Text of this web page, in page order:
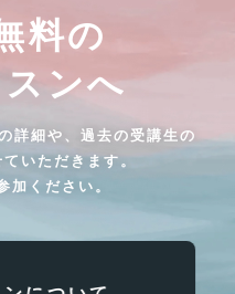
料の
ンへ
詳細や、過去の受講生の
いただきます。
加ください。